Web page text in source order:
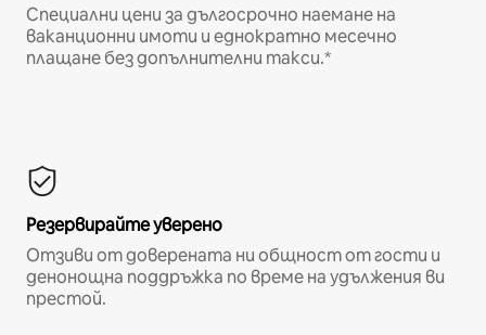
Специални цени за дългосрочно наемане на
ваканционни имоти и еднократно месечно
плащане без допълнителни такси.*
Резервирайте уверено
Отзиви от доверената ни общност от гости и
денонощна поддръжка по време на удължения ви
престой.